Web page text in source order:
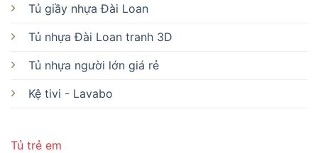
Tủ giầy nhựa Đài Loan
Tủ nhựa Đài Loan tranh 3D
Tủ nhựa người lớn giá rẻ
Kệ tivi - Lavabo
Tủ trẻ em